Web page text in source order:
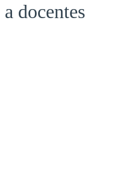
docentes